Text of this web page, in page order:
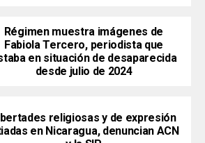
Régimen muestra imágenes de
Fabiola Tercero, periodista que
en situación de desaparecida
desde julio de 2024
religiosas y de expresión
en Nicaragua, denuncian ACN